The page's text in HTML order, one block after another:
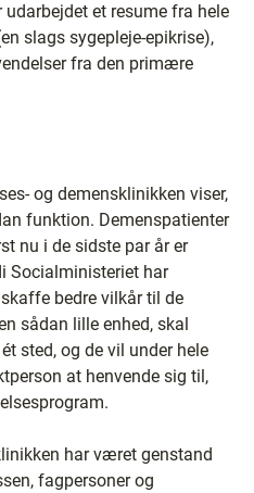
et resume fra hele
slags sygepleje-epikrise),
fra den primære
og demensklinikken viser,
funktion. Demenspatienter
nu i de sidste par år er
Socialministeriet har
bedre vilkår til de
sådan lille enhed, skal
sted, og de vil under hele
at henvende sig til,
har været genstand
fagpersoner og